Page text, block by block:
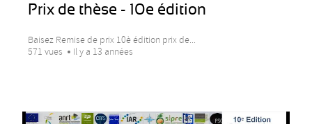
Prix de thèse - 10e édition
Baisez Remise de prix 10è édition prix de...
571 vues
Il y a 13 années